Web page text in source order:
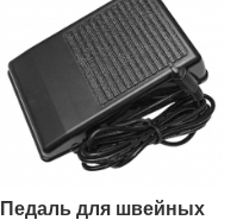
Педаль для швейных